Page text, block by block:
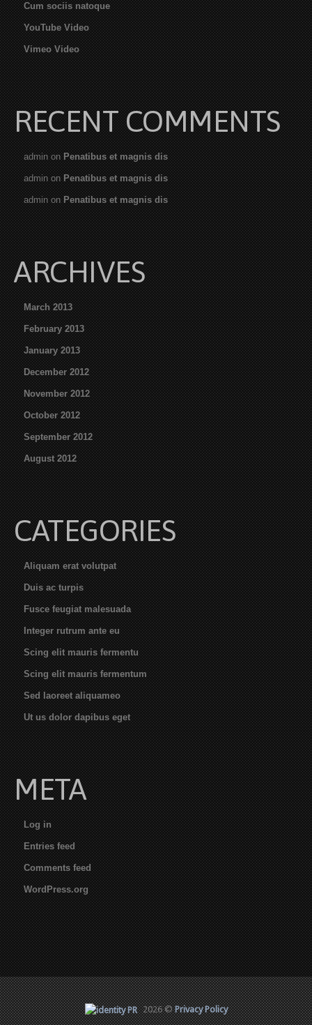
Cum sociis natoque
YouTube Video
Vimeo Video
RECENT COMMENTS
adminonPenatibus et magnis dis
adminonPenatibus et magnis dis
adminonPenatibus et magnis dis
ARCHIVES
March 2013
February 2013
January 2013
December 2012
November 2012
October 2012
September 2012
August 2012
CATEGORIES
Aliquam erat volutpat
Duis ac turpis
Fusce feugiat malesuada
Integer rutrum ante eu
Scing elit mauris fermentu
Scing elit mauris fermentum
Sed laoreet aliquameo
Ut us dolor dapibus eget
META
Log in
Entries feed
Comments feed
WordPress.org
2026 ©Privacy Policy